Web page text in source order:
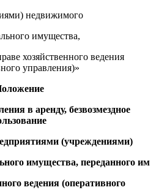
недвижимого
имущества,
хозяйственного ведения
управления)»
оложение
в аренду, безвозмездное
(учреждениями)
имущества, переданного им
ведения (оперативного